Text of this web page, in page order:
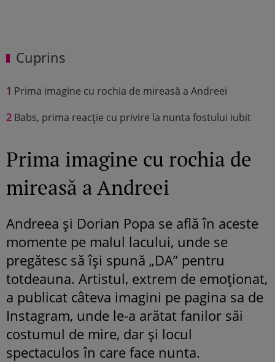
Cuprins
1 Prima imagine cu rochia de mireasă a Andreei
2 Babs, prima reacție cu privire la nunta fostului iubit
Prima imagine cu rochia de
mireasă a Andreei
Andreea și Dorian Popa se află în aceste
momente pe malul lacului, unde se
pregătesc să își spună „DA” pentru
totdeauna. Artistul, extrem de emoționat,
a publicat câteva imagini pe pagina sa de
Instagram, unde le-a arătat fanilor săi
costumul de mire, dar și locul
spectaculos în care face nunta.